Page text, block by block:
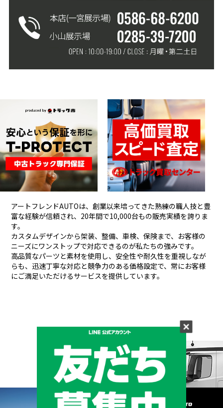
アートフレンドAUTOは、創業以来培ってきた熟練の職人技と豊
富な経験が信頼され、 20年間で10,000台もの販売実績を誇りま
す。
カスタムデザインから架装、整備、車検、保険まで、お客様の
ニーズにワンストップで対応できるのが私たちの強みです。
高品質なパーツと素材を使用し、安全性や耐久性を重視しなが
らも、 迅速丁寧な対応と競争力のある価格設定で、常にお客様
にご満足いただけるサービスを提供しています。
メーカーと形状から探す
BRAND & TYPE